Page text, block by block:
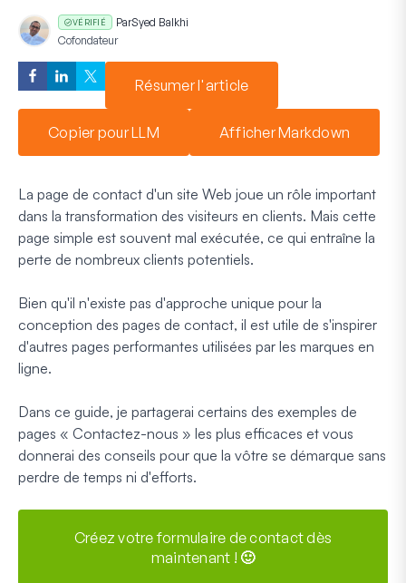
VÉRIFIÉ ParSyed Balkhi
Cofondateur
Résumer l'article
Copier pour LLM Afficher Markdown
La page de contact d'un site Web joue un rôle important
dans la transformation des visiteurs en clients. Mais cette
page simple est souvent mal exécutée, ce qui entraîne la
perte de nombreux clients potentiels.
Bien qu'il n'existe pas d'approche unique pour la
conception des pages de contact, il est utile de s'inspirer
d'autres pages performantes utilisées par les marques en
ligne.
Dans ce guide, je partagerai certains des exemples de
pages « Contactez-nous » les plus efficaces et vous
donnerai des conseils pour que la vôtre se démarque sans
perdre de temps ni d'efforts.
Créez votre formulaire de contact dès
maintenant ! 🙂